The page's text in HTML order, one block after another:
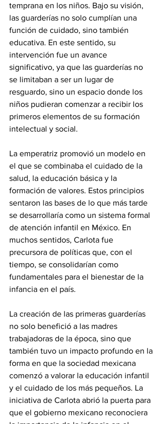
temprana en los niños. Bajo su visión,
las guarderías no solo cumplían una
función de cuidado, sino también
educativa. En este sentido, su
intervención fue un avance
significativo, ya que las guarderías no
se limitaban a ser un lugar de
resguardo, sino un espacio donde los
niños pudieran comenzar a recibir los
primeros elementos de su formación
intelectual y social.
La emperatriz promovió un modelo en
el que se combinaba el cuidado de la
salud, la educación básica y la
formación de valores. Estos principios
sentaron las bases de lo que más tarde
se desarrollaría como un sistema formal
de atención infantil en México. En
muchos sentidos, Carlota fue
precursora de políticas que, con el
tiempo, se consolidarían como
fundamentales para el bienestar de la
infancia en el país.
La creación de las primeras guarderías
no solo benefició a las madres
trabajadoras de la época, sino que
también tuvo un impacto profundo en la
forma en que la sociedad mexicana
comenzó a valorar la educación infantil
y el cuidado de los más pequeños. La
iniciativa de Carlota abrió la puerta para
que el gobierno mexicano reconociera